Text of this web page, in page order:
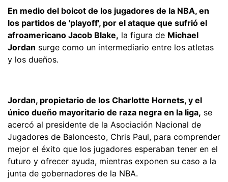
En medio del boicot de los jugadores de la NBA, en
los partidos de 'playoff', por el ataque que sufrió el
afroamericano Jacob Blake, la figura de Michael
Jordan surge como un intermediario entre los atletas
y los dueños.
Jordan, propietario de los Charlotte Hornets, y el
único dueño mayoritario de raza negra en la liga, se
acercó al presidente de la Asociación Nacional de
Jugadores de Baloncesto, Chris Paul, para comprender
mejor el éxito que los jugadores esperaban tener en el
futuro y ofrecer ayuda, mientras exponen su caso a la
junta de gobernadores de la NBA.